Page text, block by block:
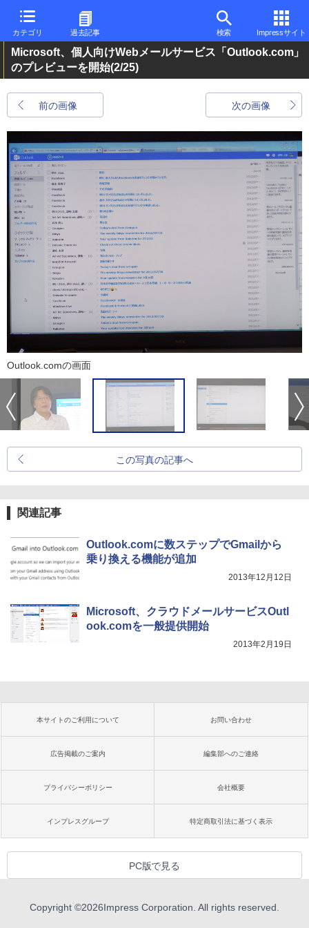
カテゴリ 過去記事 検索 Impressサイト
Microsoft、個人向けWebメールサービス「Outlook.com」
のプレビューを開始(2/25)
前の画像 次の画像
Outlook.comの画面
この写真の記事へ
関連記事
Outlook.comに数ステップでGmailから
乗り換える機能が追加
2013年12月12日
Microsoft、クラウドメールサービスOutl
ook.comを一般提供開始
2013年2月19日
本サイトのご利用について お問い合わせ
広告掲載のご案内 編集部へのご連絡
プライバシーポリシー 会社概要
インプレスグループ 特定商取引法に基づく表示
PC版で見る
Copyright ©2026Impress Corporation. All rights reserved.